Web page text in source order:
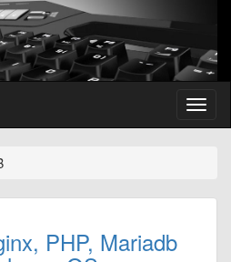
T
o
e
PHP, Mariadb